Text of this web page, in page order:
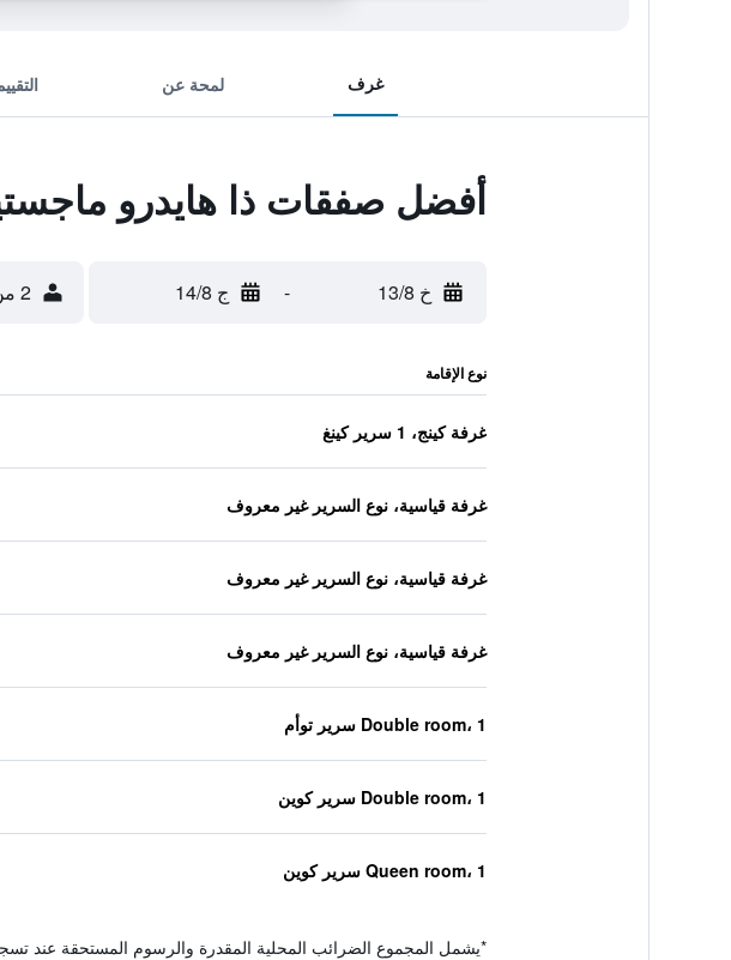
غرف لمحة عن
أفضل صفقات ذا هايدرو
خ 13/8 - ج 14/8 2 من الضيوف، غرفة واحدة
نوع الإقامة
غرفة كينج، 1 سرير كينغ
غرفة قياسية، نوع السرير غير معروف
غرفة قياسية، نوع السرير غير معروف
غرفة قياسية، نوع السرير غير معروف
Double room، 1 سرير توأم
Double room، 1 سرير كوين
Queen room، 1 سرير كوين
*يشمل المجموع الضرائب المحلية المقدرة والرسوم المستحقة عند